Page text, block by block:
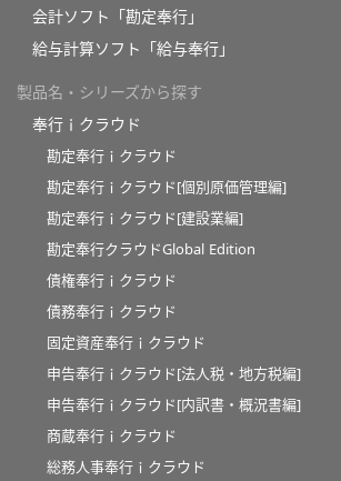
会計ソフト「勘定奉行」
給与計算ソフト「給与奉行」
製品名・シリーズから探す
奉行ｉクラウド
勘定奉行ｉクラウド
勘定奉行ｉクラウド[個別原価管理編]
勘定奉行ｉクラウド[建設業編]
勘定奉行クラウドGlobal Edition
債権奉行ｉクラウド
債務奉行ｉクラウド
固定資産奉行ｉクラウド
申告奉行ｉクラウド[法人税・地方税編]
申告奉行ｉクラウド[内訳書・概況書編]
商蔵奉行ｉクラウド
総務人事奉行ｉクラウド